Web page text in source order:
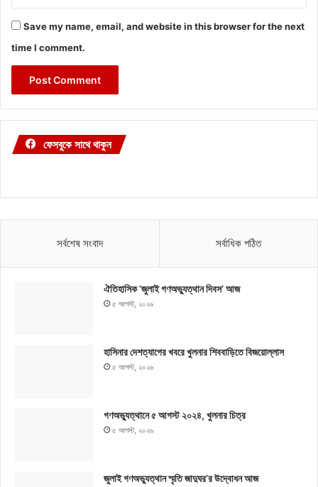
Save my name, email, and website in this browser for the next
time I comment.
ফেসবুকে সাথে থাকুন
সর্বশেষ সংবাদ সর্বাধিক পঠিত
ঐতিহাসিক ‘জুলাই গণঅভ্যুত্থান দিবস’ আজ
৫ আগস্ট, ২০২৬
হাসিনার দেশত্যাগের খবরে খুলনার শিববাড়িতে বিজয়োল্লাস
৫ আগস্ট, ২০২৬
গণঅভ্যুত্থানে ৫ আগস্ট ২০২৪, খুলনার চিত্র
৫ আগস্ট, ২০২৬
জুলাই গণঅভ্যুত্থান স্মৃতি জাদুঘর’র উদ্বোধন আজ